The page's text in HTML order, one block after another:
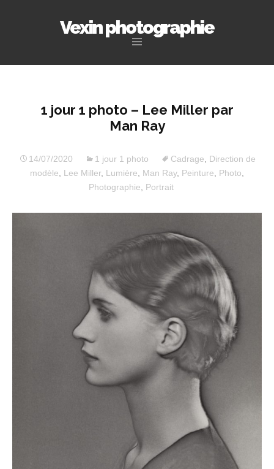
Vexin photographie
principal
1 jour 1 photo – Lee Miller par
Man Ray
14/07/2020 1 jour 1 photo Cadrage
Direction de
modèle
Lee Miller, Lumière Man Ray, Peinture Photo
Photographie
Portrait